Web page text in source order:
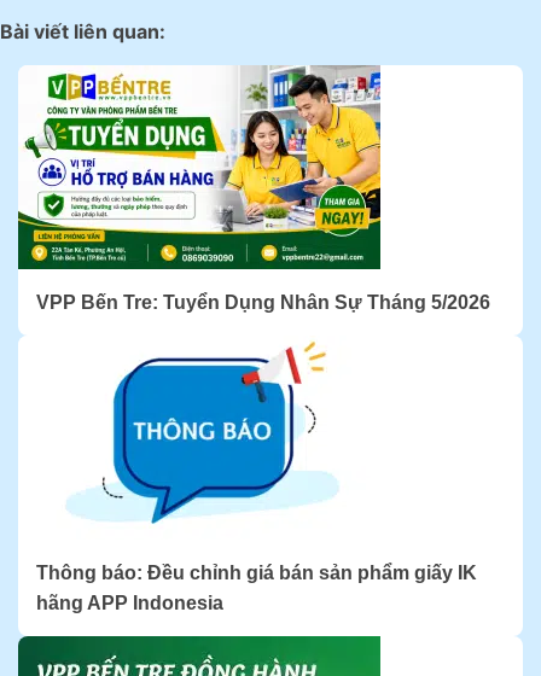
Bài viết liên quan:
VPP Bến Tre: Tuyển Dụng Nhân Sự Tháng 5/2026
Thông báo: Đều chỉnh giá bán sản phẩm giấy IK
hãng APP Indonesia